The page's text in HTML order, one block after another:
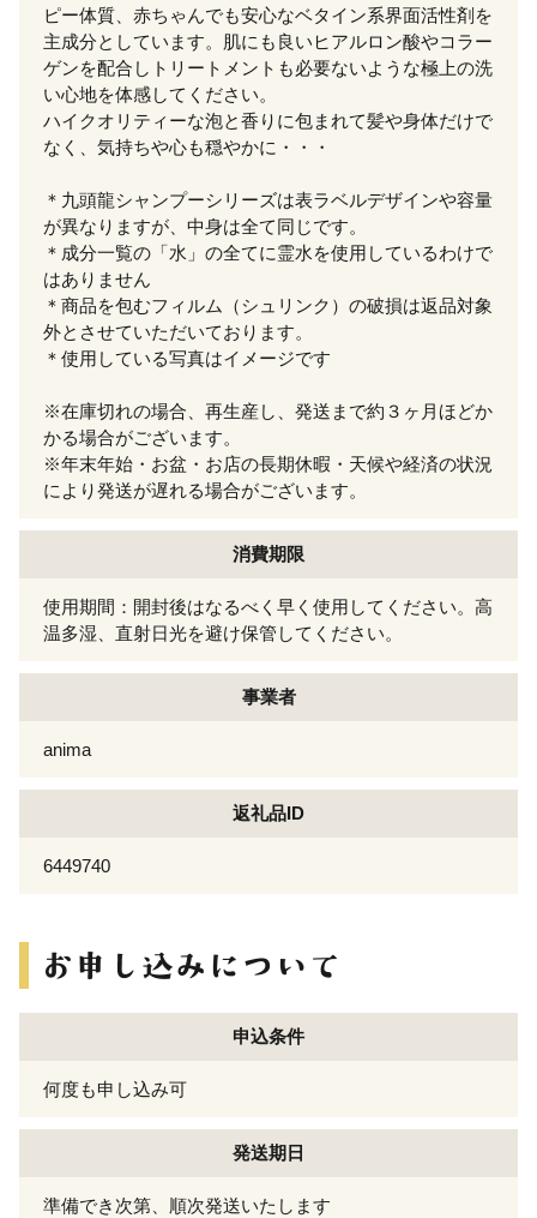
ピー体質、赤ちゃんでも安心なベタイン系界面活性剤を
主成分としています。肌にも良いヒアルロン酸やコラー
ゲンを配合しトリートメントも必要ないような極上の洗
い心地を体感してください。
ハイクオリティーな泡と香りに包まれて髪や身体だけで
なく、気持ちや心も穏やかに・・・
＊九頭龍シャンプーシリーズは表ラベルデザインや容量
が異なりますが、中身は全て同じです。
＊成分一覧の「水」の全てに霊水を使用しているわけで
はありません
＊商品を包むフィルム（シュリンク）の破損は返品対象
外とさせていただいております。
＊使用している写真はイメージです
※在庫切れの場合、再生産し、発送まで約３ヶ月ほどか
かる場合がございます。
※年末年始・お盆・お店の長期休暇・天候や経済の状況
により発送が遅れる場合がございます。
消費期限
使用期間：開封後はなるべく早く使用してください。高
温多湿、直射日光を避け保管してください。
事業者
anima
返礼品ID
6449740
申込条件
何度も申し込み可
発送期日
準備でき次第、順次発送いたします